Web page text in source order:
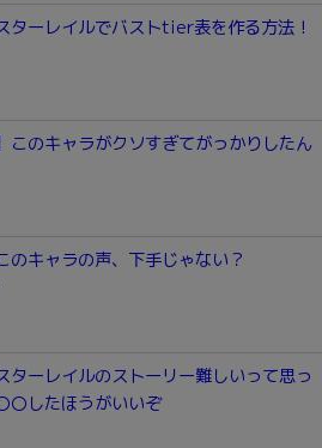
ターレイルでバストtier表を作る方法！
このキャラがクソすぎてがっかりしたん
のキャラの声、下手じゃない？
ターレイルのストーリー難しいって思っ
〇したほうがいいぞ